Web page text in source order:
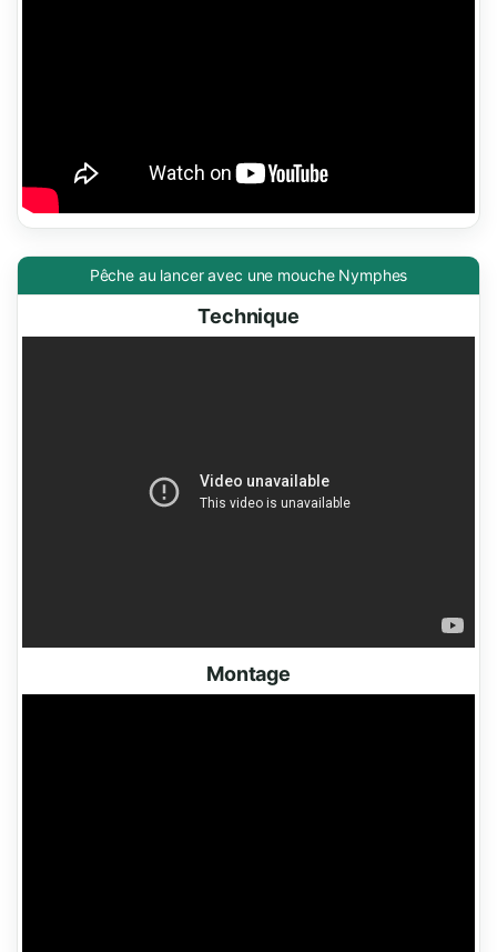
Pêche au lancer avec une mouche Nymphes
Technique
Montage